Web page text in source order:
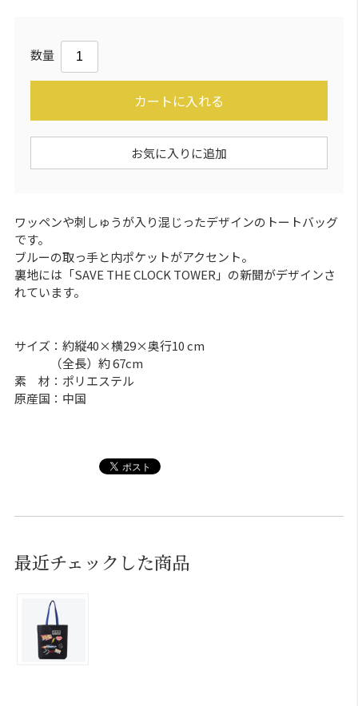
数量
カートに入れる
お気に入りに追加
ワッペンや刺しゅうが入り混じったデザインのトートバッグ
です。
ブルーの取っ手と内ポケットがアクセント。
裏地には「SAVE THE CLOCK TOWER」の新聞がデザインさ
れています。
サイズ：約縦40×横29×奥行10 cm
（全長）約 67cm
素 材：ポリエステル
原産国：中国
最近チェックした商品